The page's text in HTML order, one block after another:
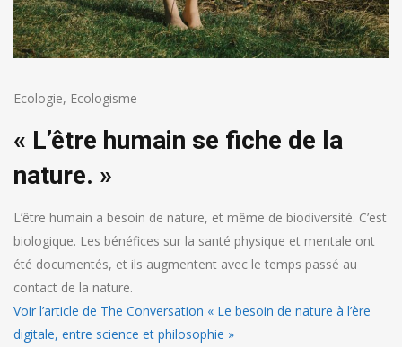
Ecologie, Ecologisme
« L’être humain se fiche de la
nature. »
L’être humain a besoin de nature, et même de biodiversité. C’est
biologique. Les bénéfices sur la santé physique et mentale ont
été documentés, et ils augmentent avec le temps passé au
contact de la nature.
Voir l’article de The Conversation « Le besoin de nature à l’ère
digitale, entre science et philosophie »